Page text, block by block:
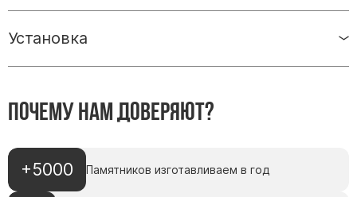
Памятники с воздушным креcтом
Памятники с колоннами
Памятники стандартные
Установка
Почему нам доверяют?
+5000 Памятников изготавливаем в год